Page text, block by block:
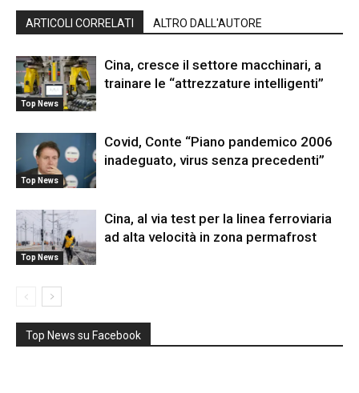
ARTICOLI CORRELATI ALTRO DALL'AUTORE
Top News
Cina, cresce il settore macchinari, a
trainare le “attrezzature intelligenti”
Top News
Covid, Conte “Piano pandemico 2006
inadeguato, virus senza precedenti”
Top News
Cina, al via test per la linea ferroviaria
ad alta velocità in zona permafrost
Top News su Facebook